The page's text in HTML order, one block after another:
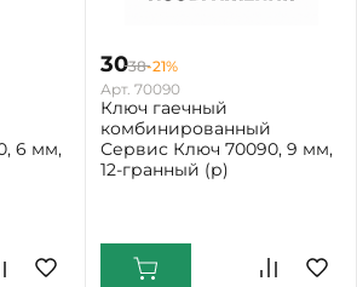
6 мм,
3038-21%
Арт. 70090
Ключ гаечный
комбинированный
Сервис Ключ 70090, 9 мм,
12-гранный (р)